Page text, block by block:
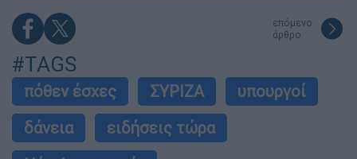
επόμενο
άρθρο
#TAGS
πόθεν έσχες ΣΥΡΙΖΑ
υπουργοί
δάνεια
ειδήσεις τώρα